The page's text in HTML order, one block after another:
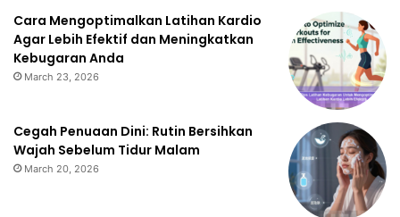
Cara Mengoptimalkan Latihan Kardio
Agar Lebih Efektif dan Meningkatkan
Kebugaran Anda
March 23, 2026
Cegah Penuaan Dini: Rutin Bersihkan
Wajah Sebelum Tidur Malam
March 20, 2026